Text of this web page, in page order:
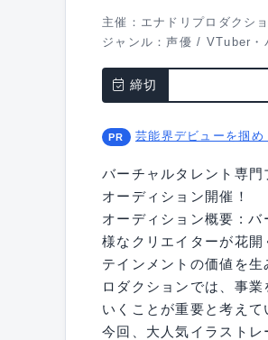
主催：エナドリプロダクシ
ジャンル：声優 / VTuber・
締切
芸能界デビューを掴
バーチャルタレント専
オーディション開催！
オーディション概要 : バ
様なクリエイターが花
テインメントの価値を
ロダクションでは、事
いくことが重要と考えて
今回、大人気イラスト